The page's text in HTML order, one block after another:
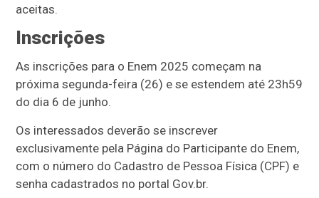
aceitas.
Inscrições
As inscrições para o Enem 2025 começam na
próxima segunda-feira (26) e se estendem até 23h59
do dia 6 de junho.
Os interessados deverão se inscrever
exclusivamente pela Página do Participante do Enem,
com o número do Cadastro de Pessoa Física (CPF) e
senha cadastrados no portal Gov.br.